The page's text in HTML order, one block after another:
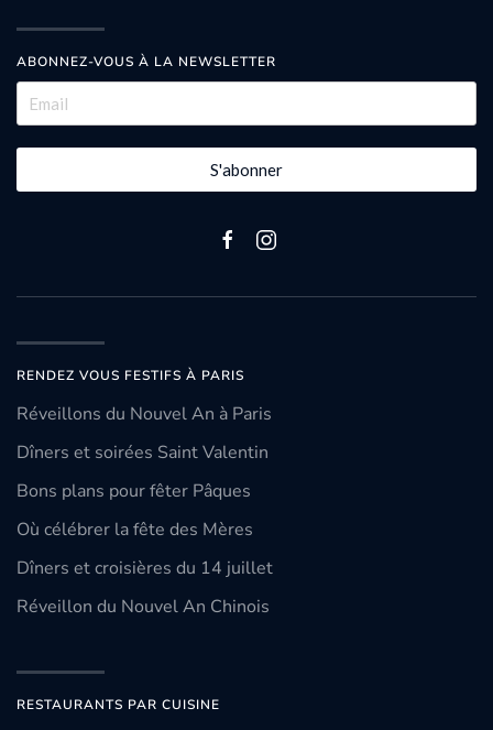
ABONNEZ-VOUS À LA NEWSLETTER
S'abonner
RENDEZ VOUS FESTIFS À PARIS
Réveillons du Nouvel An à Paris
Dîners et soirées Saint Valentin
Bons plans pour fêter Pâques
Où célébrer la fête des Mères
Dîners et croisières du 14 juillet
Réveillon du Nouvel An Chinois
RESTAURANTS PAR CUISINE